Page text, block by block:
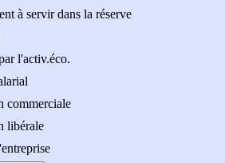
à servir dans la réserve
l'activ.éco.
commerciale
libérale